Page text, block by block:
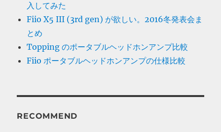
入してみた
Fiio X5 III (3rd gen) が欲しい。2016冬発表会ま
とめ
Topping のポータブルヘッドホンアンプ比較
Fiio ポータブルヘッドホンアンプの仕様比較
RECOMMEND